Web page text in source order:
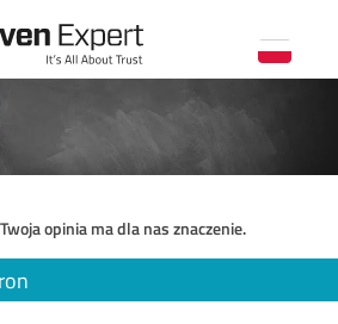
opinia ma dla nas znaczenie.